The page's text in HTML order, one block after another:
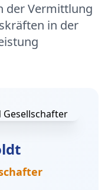
der Vermittlung
in der